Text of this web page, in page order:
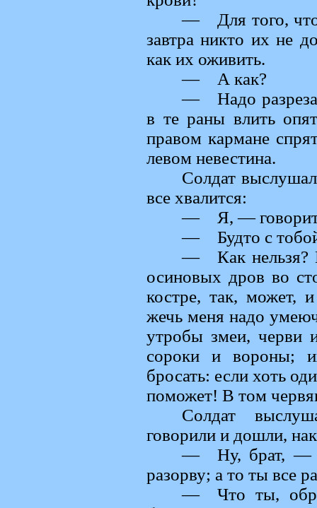
— Для того,
завтра никто их не
как их оживить.
— А как?
— Надо
в те раны влить
правом кармане
левом невестина.
Солдат
все хвалится:
— Я, — говорит,
— Будто с тобой
— Как нельзя?
осиновых дров во
костре, так, может,
жечь меня надо
утробы змеи, черви
сороки и вороны;
бросать: если хоть
поможет! В том
Солдат
говорили и дошли,
— Ну, брат, —
разорву; а то ты все
— Что ты,